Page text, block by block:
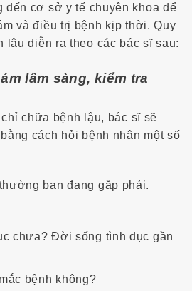
đến cơ sở y tế chuyên khoa để
và điều trị bệnh kịp thời. Quy
lậu diễn ra theo các bác sĩ sau:
lâm sàng, kiểm tra
chữa bệnh lậu, bác sĩ sẽ
cách hỏi bệnh nhân một số
bạn đang gặp phải.
chưa? Đời sống tình dục gần
bệnh không?